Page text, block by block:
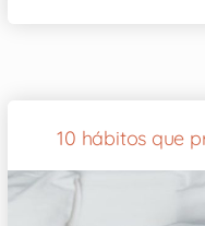
10 hábitos que